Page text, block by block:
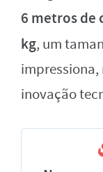
6 metros de
kg, um
impressiona,
inovação